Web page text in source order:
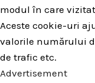
modul în care
Aceste cookie-uri
valorile numărului
de trafic etc.
Advertisement